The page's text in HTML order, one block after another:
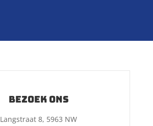
Bezoek ons
Langstraat 8, 5963 NW